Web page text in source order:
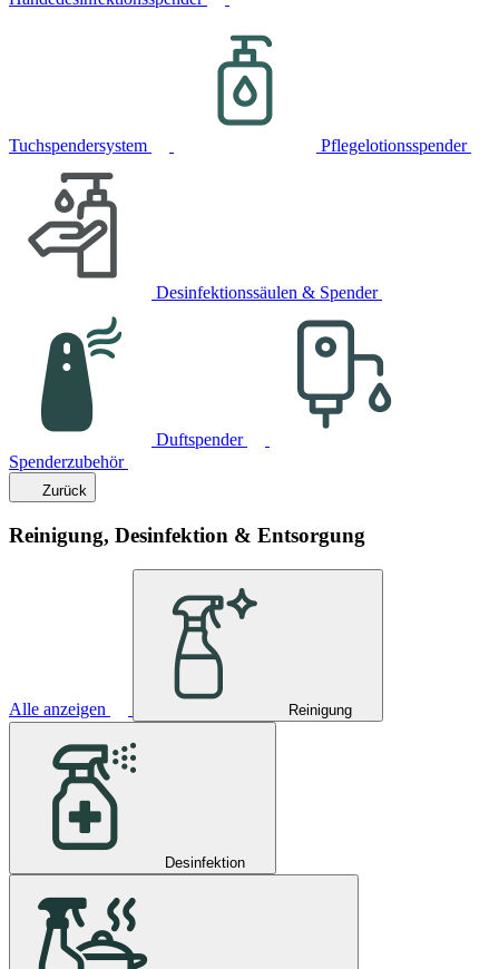
Tuchspendersystem Pflegelotionsspender
Desinfektionssäulen & Spender
Duftspender
Spenderzubehör
Zurück
Reinigung, Desinfektion & Entsorgung
Alle anzeigen Reinigung
Desinfektion